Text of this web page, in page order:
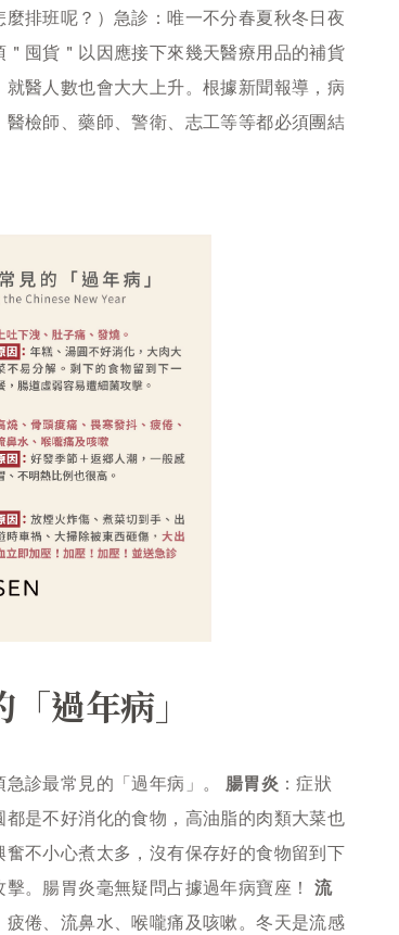
排班呢？）急診：唯一不分春夏秋冬日夜
囤貨＂以因應接下來幾天醫療用品的補貨
醫人數也會大大上升。根據新聞報導，病
檢師、藥師、警衛、志工等等都必須團結
過年病」
診最常見的「過年病」。 腸胃炎 ：症狀
是不好消化的食物，高油脂的肉類大菜也
不小心煮太多，沒有保存好的食物留到下
。腸胃炎毫無疑問占據過年病寶座！ 流
倦、流鼻水、喉嚨痛及咳嗽。冬天是流感